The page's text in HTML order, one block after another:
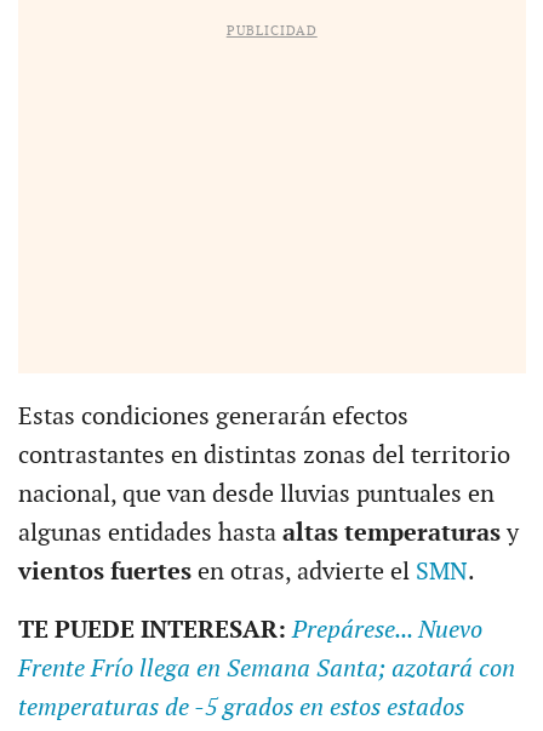
PUBLICIDAD
Estas condiciones generarán efectos
contrastantes en distintas zonas del territorio
nacional, que van desde lluvias puntuales en
algunas entidades hasta altas temperaturasy
vientos fuertesen otras, advierte el SMN.
TE PUEDE INTERESAR:Prepárese... Nuevo
Frente Frío llega en Semana Santa; azotará con
temperaturas de -5 grados en estos estados